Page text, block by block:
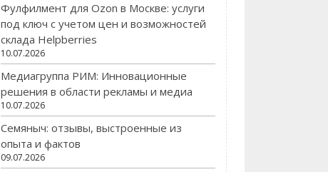
Фулфилмент для Ozon в Москве: услуги
под ключ с учетом цен и возможностей
склада Helpberries
10.07.2026
Медиагруппа РИМ: Инновационные
решения в области рекламы и медиа
10.07.2026
Семяныч: отзывы, выстроенные из
опыта и фактов
09.07.2026